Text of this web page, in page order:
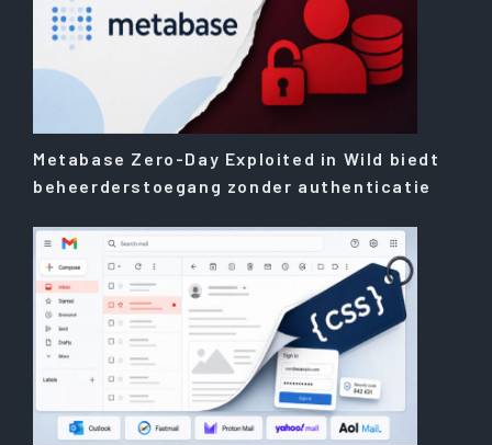
Metabase Zero-Day Exploited in Wild biedt
beheerderstoegang zonder authenticatie